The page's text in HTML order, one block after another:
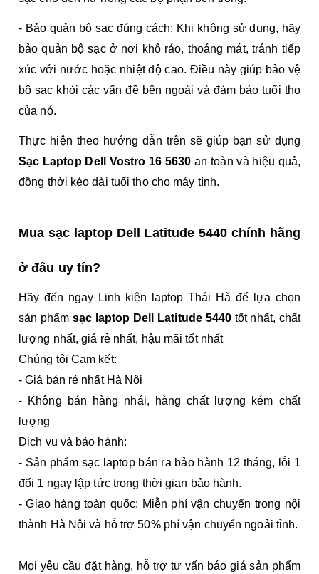
- Bảo quản bộ sạc đúng cách: Khi không sử dụng, hãy
bảo quản bộ sạc ở nơi khô ráo, thoáng mát, tránh tiếp
xúc với nước hoặc nhiệt độ cao. Điều này giúp bảo vệ
bộ sạc khỏi các vấn đề bên ngoài và đảm bảo tuổi thọ
của nó.
Thực hiện theo hướng dẫn trên sẽ giúp bạn sử dụng
Sạc Laptop Dell Vostro 16 5630 an toàn và hiệu quả,
đồng thời kéo dài tuổi thọ cho máy tính.
Mua sạc laptop Dell Latitude 5440 chính hãng
ở đâu uy tín?
Hãy đến ngay Linh kiện laptop Thái Hà để lựa chọn
sản phẩm sạc laptop Dell Latitude 5440 tốt nhất, chất
lượng nhất, giá rẻ nhất, hậu mãi tốt nhất
Chúng tôi Cam kết:
- Giá bán rẻ nhất Hà Nội
- Không bán hàng nhái, hàng chất lượng kém chất
lượng
Dịch vụ và bảo hành:
- Sản phẩm sạc laptop bán ra bảo hành 12 tháng, lỗi 1
đổi 1 ngay lập tức trong thời gian bảo hành.
- Giao hàng toàn quốc: Miễn phí vận chuyển trong nội
thành Hà Nội và hỗ trợ 50% phí vận chuyển ngoải tỉnh.
Mọi yêu cầu đặt hàng, hỗ trợ tư vấn báo giá sản phẩm